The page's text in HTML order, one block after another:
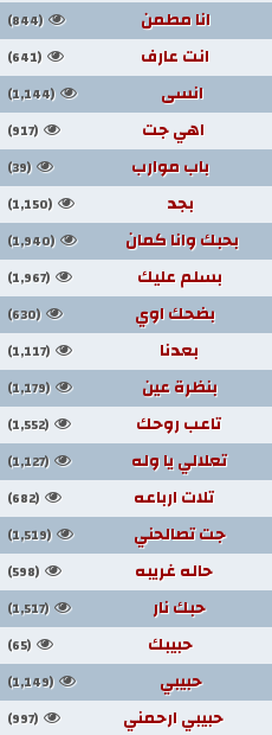
انا مطمن (844)
انت عارف (641)
انسى (1,144)
اهي جت (917)
باب موارب (39)
بجد (1,150)
بحبك وانا كمان (1,940)
بسلم عليك (1,967)
بضحك اوي (630)
بعدنا (1,117)
بنظرة عين (1,179)
تاعب روحك (1,552)
تعلالي يا وله (1,127)
تلات ارباعه (682)
جت تصالحني (1,519)
حاله غريبه (598)
حبك نار (1,517)
حبيبك (65)
حبيبي (1,149)
حبيبي ارحمني (997)